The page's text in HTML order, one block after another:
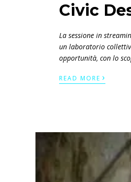
Civic
La sessione in
un laboratorio
opportunità, con lo
READ MORE ›